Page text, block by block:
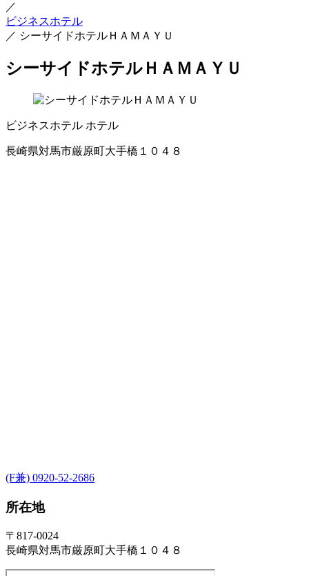
／
ビジネスホテル
／ シーサイドホテルＨＡＭＡＹＵ
シーサイドホテルＨＡＭＡＹＵ
ビジネスホテル ホテル
長崎県対馬市厳原町大手橋１０４８
(F兼) 0920-52-2686
所在地
〒817-0024
長崎県対馬市厳原町大手橋１０４８